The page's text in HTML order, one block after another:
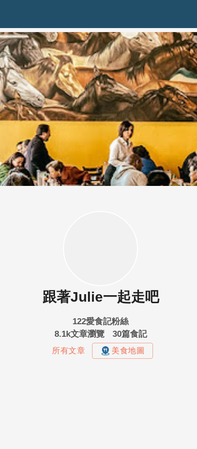
跟著Julie一起走吧
122愛食記粉絲
8.1k文章瀏覽
30篇食記
所有文章 美食地圖